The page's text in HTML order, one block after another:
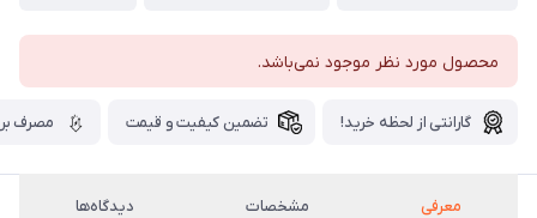
محصول مورد نظر موجود نمی‌باشد.
گارانتی از لحظه خرید! تضمین کیفیت و قیمت مصرف
معرفی مشخصات دیدگاه‌ها